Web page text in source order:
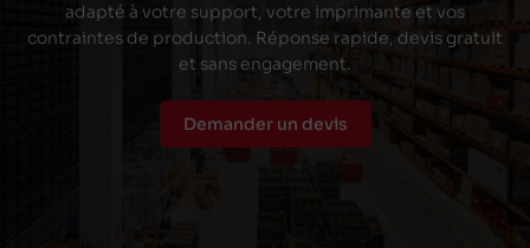
adapté à votre support, votre imprimante et vos
contraintes de production. Réponse rapide, devis gratuit
et sans engagement.
Demander un devis